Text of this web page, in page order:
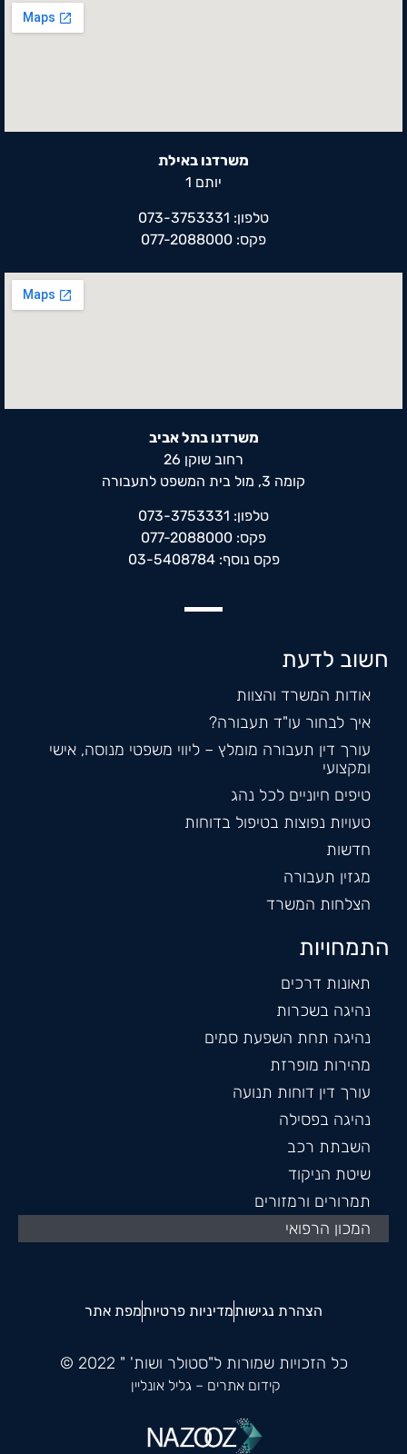
משרדנו באילת
יותם 1
טלפון: 073-3753331
פקס: 077-2088000
משרדנו בתל אביב
רחוב שוקן 26
קומה 3, מול בית המשפט לתעבורה
טלפון: 073-3753331
פקס: 077-2088000
פקס נוסף: 03-5408784
חשוב לדעת
אודות המשרד והצוות
איך לבחור עו"ד תעבורה?
עורך דין תעבורה מומלץ – ליווי משפטי מנוסה, אישי
ומקצועי
טיפים חיוניים לכל נהג
טעויות נפוצות בטיפול בדוחות
חדשות
מגזין תעבורה
הצלחות המשרד
התמחויות
תאונות דרכים
נהיגה בשכרות
נהיגה תחת השפעת סמים
מהירות מופרזת
עורך דין דוחות תנועה
נהיגה בפסילה
השבתת רכב
שיטת הניקוד
תמרורים ורמזורים
המכון הרפואי
הצהרת נגישותמדיניות פרטיותמפת אתר
כל הזכויות שמורות ל"סטולר ושות' " 2022 ©
קידום אתרים – גליל אונליין